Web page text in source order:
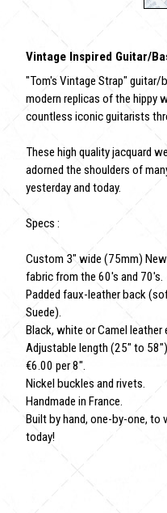
Vintage Inspired Guitar/
"Tom's Vintage Strap"
modern replicas of the hippy
countless iconic guitarists
These high quality jacquard
adorned the shoulders of
yesterday and today.
Specs :
Custom 3" wide (75mm)
fabric from the 60's and 70's.
Padded faux-leather back
Suede).
Black, white or Camel leather
Adjustable length (25" to
€6.00 per 8".
Nickel buckles and rivets.
Handmade in France.
Built by hand, one-by-one, to
today!